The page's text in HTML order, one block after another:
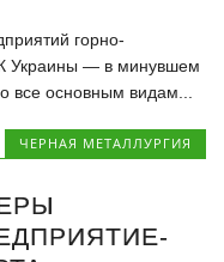
горно-
Украины — в минувшем
все основным видам...
ЧЕРНАЯ МЕТАЛЛУРГИЯ